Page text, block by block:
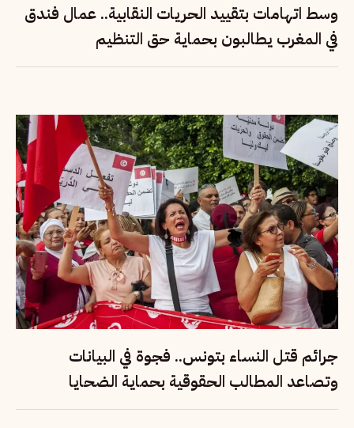
وسط اتهامات بتقييد الحريات النقابية.. عمال فندق
في المغرب يطالبون بحماية حق التنظيم
جرائم قتل النساء بتونس.. فجوة في البيانات
وتصاعد المطالب الحقوقية بحماية الضحايا